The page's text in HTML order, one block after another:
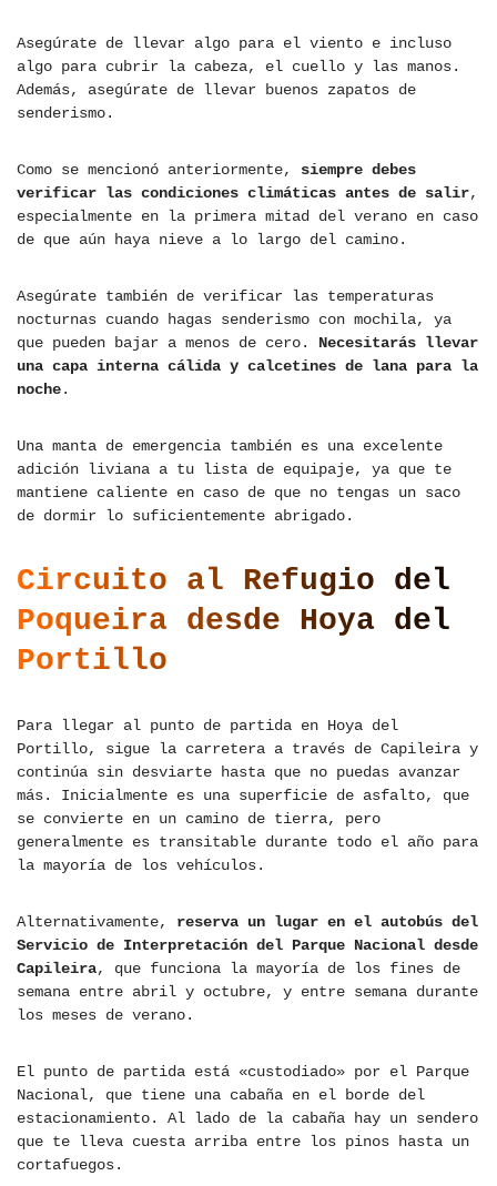
Asegúrate de llevar algo para el viento e incluso
algo para cubrir la cabeza, el cuello y las manos.
Además, asegúrate de llevar buenos zapatos de
senderismo.
Como se mencionó anteriormente, siempre debes
verificar las condiciones climáticas antes de salir,
especialmente en la primera mitad del verano en caso
de que aún haya nieve a lo largo del camino.
Asegúrate también de verificar las temperaturas
nocturnas cuando hagas senderismo con mochila, ya
que pueden bajar a menos de cero. Necesitarás llevar
una capa interna cálida y calcetines de lana para la
noche.
Una manta de emergencia también es una excelente
adición liviana a tu lista de equipaje, ya que te
mantiene caliente en caso de que no tengas un saco
de dormir lo suficientemente abrigado.
Circuito al Refugio del
Poqueira desde Hoya del
Portillo
Para llegar al punto de partida en Hoya del
Portillo, sigue la carretera a través de Capileira y
continúa sin desviarte hasta que no puedas avanzar
más. Inicialmente es una superficie de asfalto, que
se convierte en un camino de tierra, pero
generalmente es transitable durante todo el año para
la mayoría de los vehículos.
Alternativamente, reserva un lugar en el autobús del
Servicio de Interpretación del Parque Nacional desde
Capileira, que funciona la mayoría de los fines de
semana entre abril y octubre, y entre semana durante
los meses de verano.
El punto de partida está «custodiado» por el Parque
Nacional, que tiene una cabaña en el borde del
estacionamiento. Al lado de la cabaña hay un sendero
que te lleva cuesta arriba entre los pinos hasta un
cortafuegos.